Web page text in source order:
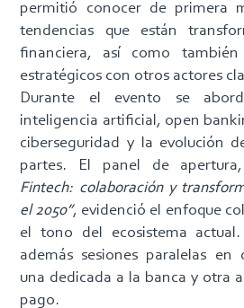
permitió conocer de primera
tendencias que están
financiera, así como también
estratégicos con otros actores
Durante el evento se
inteligencia artificial, open
ciberseguridad y la evolución
partes. El panel de
Fintech: colaboración y
el 2050”, evidenció el enfoque
el tono del ecosistema
además sesiones paralelas en
una dedicada a la banca y otra
pago.